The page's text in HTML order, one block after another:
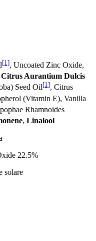
[1], Uncoated Zinc Oxide,
Citrus Aurantium Dulcis
Seed Oil[1], Citrus
(Vitamin E), Vanilla
Rhamnoides
, Linalool
22.5%
solare